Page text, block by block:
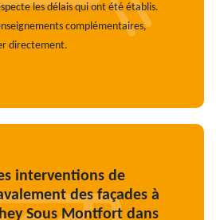
les délais qui ont été établis.
complémentaires,
directement.
interventions de
des façades à
Sous Montfort dans